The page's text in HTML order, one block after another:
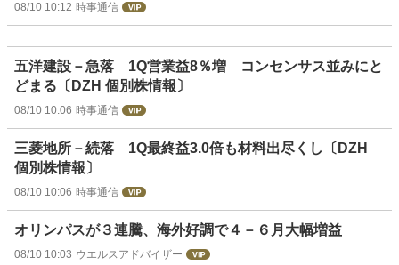
08/10 10:12 時事通信
五洋建設－急落 1Q営業益8％増 コンセンサス並みにと
どまる〔DZH 個別株情報〕
08/10 10:06 時事通信
三菱地所－続落 1Q最終益3.0倍も材料出尽くし〔DZH
個別株情報〕
08/10 10:06 時事通信
オリンパスが３連騰、海外好調で４－６月大幅増益
08/10 10:03 ウエルスアドバイザー